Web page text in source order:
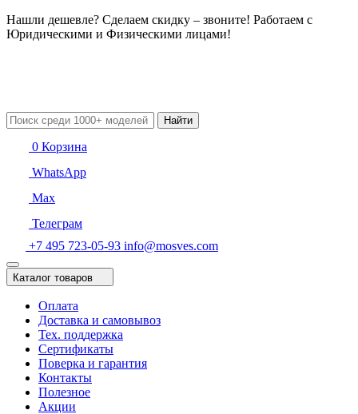
Нашли дешевле? Сделаем скидку – звоните! Работаем с
Юридическими и Физическими лицами!
Найти
0 Корзина
WhatsApp
Max
Телеграм
+7 495 723-05-93 info@mosves.com
Каталог товаров
Оплата
Доставка и самовывоз
Тех. поддержка
Сертификаты
Поверка и гарантия
Контакты
Полезное
Акции